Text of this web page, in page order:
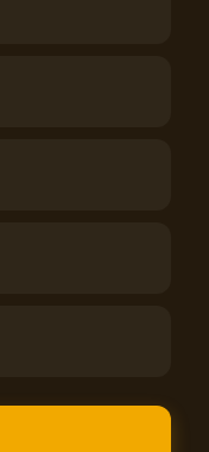
с помощью
на
сезоне
Обновление